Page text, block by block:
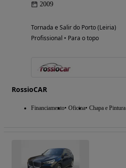
2009
Tornada e Salir do Porto (Leiria)
Profissional • Para o topo
RossioCAR
Financiamento Oficina Chapa e Pintura